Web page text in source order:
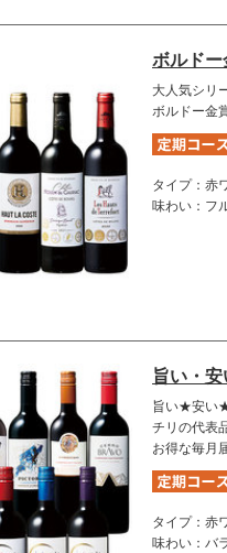
ボルド
大人気シリ
ボルドー金
タイプ：赤
味わい：フ
旨い・
旨い★安い★
チリの代表
お得な毎月
タイプ：赤
味わい：バ